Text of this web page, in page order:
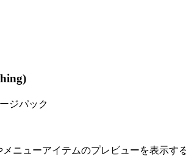
ジパック
ニューアイテムのプレビューを表示す